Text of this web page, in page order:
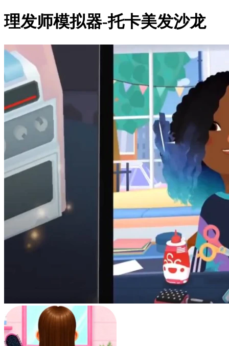
理发师模拟器-托卡美发沙龙